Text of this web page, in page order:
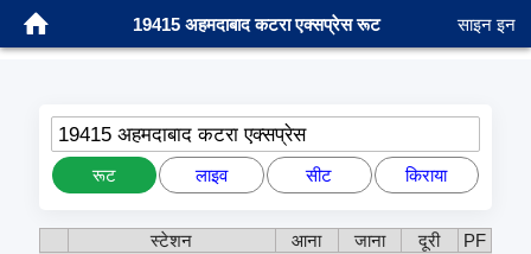
19415 अहमदाबाद कटरा एक्सप्रेस रूट साइन इन
19415 अहमदाबाद कटरा एक्सप्रेस
रूट लाइव सीट किराया
स्टेशन आना जाना दूरी
PF